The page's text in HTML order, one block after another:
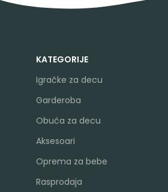
KATEGORIJE
Igračke za decu
Garderoba
Obuća za decu
Aksesoari
Oprema za bebe
Rasprodaja